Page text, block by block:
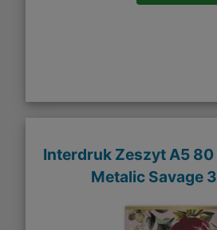
Interdruk Zeszyt A5
Metalic Savage